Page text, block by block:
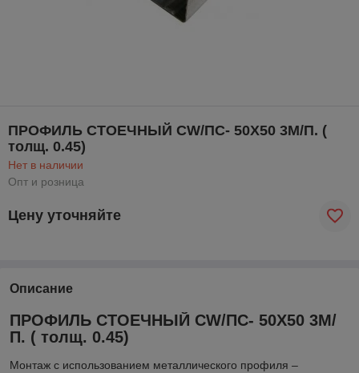
ПРОФИЛЬ СТОЕЧНЫЙ CW/ПС- 50Х50 3М/П. (
толщ. 0.45)
Нет в наличии
Опт и розница
Цену уточняйте
Описание
ПРОФИЛЬ СТОЕЧНЫЙ CW/ПС- 50Х50 3М/
П. ( толщ. 0.45)
Монтаж с использованием металлического профиля –